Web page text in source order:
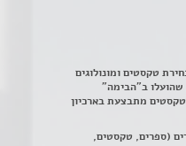
טקסטים ומונולוגים
– 3500 מחזות, שהועלו ב"הבימה"
מתבצעת בארכיון
(ספרים, טקסטים,